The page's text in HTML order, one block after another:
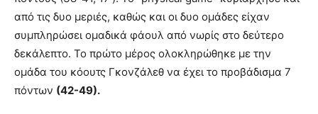
από τις δυο μεριές, καθώς και οι δυο ομάδες είχαν
συμπληρώσει ομαδικά φάουλ από νωρίς στο δεύτερο
δεκάλεπτο. Το πρώτο μέρος ολοκληρώθηκε με την
ομάδα του κόουτς Γκονζάλεθ να έχει το προβάδισμα 7
πόντων (42-49).